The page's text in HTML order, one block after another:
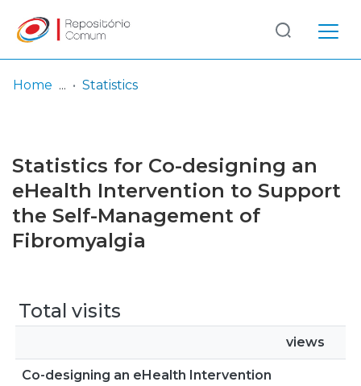
Browse repository
Entities
Log
In
(current)
Home Statistics
Statistics for Co-designing an
eHealth Intervention to Support
the Self-Management of
Fibromyalgia
Total visits
views
Co-designing an eHealth Intervention